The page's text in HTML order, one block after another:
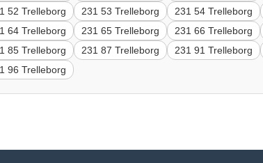
52 Trelleborg
231 53 Trelleborg 231 54 Trelleborg
64 Trelleborg
231 65 Trelleborg 231 66 Trelleborg
85 Trelleborg
231 87 Trelleborg 231 91 Trelleborg
96 Trelleborg